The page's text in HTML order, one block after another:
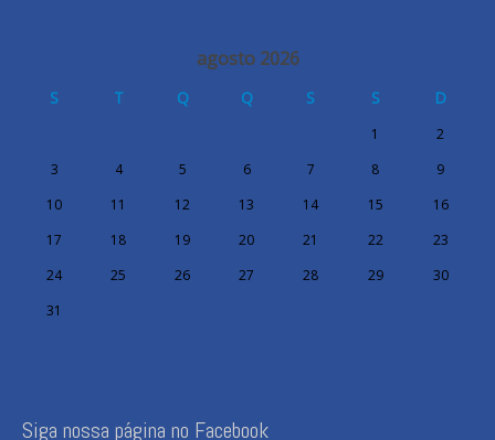
agosto 2026
S T Q Q S S D
1
2
3
4 5 6 7 8
9
10
11 12 13 14 15
16
17
18 19 20 21 22
23
24
25 26 27 28 29
30
31
Siga nossa página no Facebook